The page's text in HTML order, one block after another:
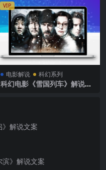
VIP
电影解说 科幻系列
科幻电影《雪国列车》解说文
解说文案
》解说文案